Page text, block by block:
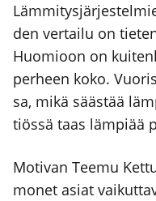
den ver­tai­lu on
Huo­mioon on
per­heen koko.
sa, mikä sääs­tää
tiös­sä taas läm­pi­ää
Moti­van Tee­mu
monet asiat